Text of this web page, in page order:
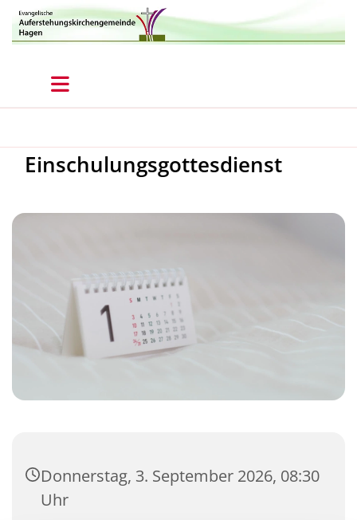
Einschulungsgottesdienst
Donnerstag, 3. September 2026, 08:30
Uhr